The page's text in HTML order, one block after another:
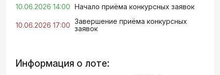
10.06.2026 14:00 Начало приёма конкурсных заявок
10.06.2026 17:00 Завершение приёма конкурсных
заявок
Информация о лоте: